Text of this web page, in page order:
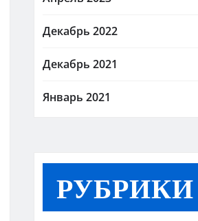
Декабрь 2022
Декабрь 2021
Январь 2021
РУБРИКИ